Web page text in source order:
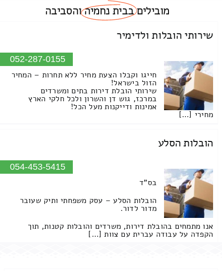
מוביליםבבית נחמיהוהסביבה
שירותי הובלות ולדימיר
052-287-0155
חייגו וקבלו הצעת מחיר ללא תחרות – המחיר
הזול בישראל!
שירותי הובלת דירות בתים ומשרדים
במרכז, גוש דן והשרון ולכל חלקי הארץ
אמינות ודייקנות מעל הכל!
מחירי […]
הובלות הסלע
054-453-5415
בס"ד
הובלות הסלע – עסק משפחתי ותיק שעובר
מדור לדור.
אנו מתמחים בהובלת דירות, משרדים והובלות קטנות, תוך
הקפדה על עבודה עברית עם צוות […]